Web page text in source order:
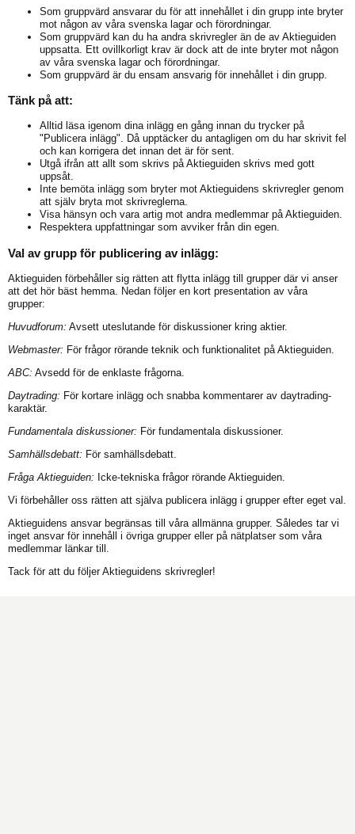
Som gruppvärd ansvarar du för att innehållet i din grupp inte bryter
mot någon av våra svenska lagar och förordningar.
Som gruppvärd kan du ha andra skrivregler än de av Aktieguiden
uppsatta. Ett ovillkorligt krav är dock att de inte bryter mot någon
av våra svenska lagar och förordningar.
Som gruppvärd är du ensam ansvarig för innehållet i din grupp.
Tänk på att:
Alltid läsa igenom dina inlägg en gång innan du trycker på
"Publicera inlägg". Då upptäcker du antagligen om du har skrivit fel
och kan korrigera det innan det är för sent.
Utgå ifrån att allt som skrivs på Aktieguiden skrivs med gott
uppsåt.
Inte bemöta inlägg som bryter mot Aktieguidens skrivregler genom
att själv bryta mot skrivreglerna.
Visa hänsyn och vara artig mot andra medlemmar på Aktieguiden.
Respektera uppfattningar som avviker från din egen.
Val av grupp för publicering av inlägg:
Aktieguiden förbehåller sig rätten att flytta inlägg till grupper där vi anser
att det hör bäst hemma. Nedan följer en kort presentation av våra
grupper:
Huvudforum: Avsett uteslutande för diskussioner kring aktier.
Webmaster: För frågor rörande teknik och funktionalitet på Aktieguiden.
ABC: Avsedd för de enklaste frågorna.
Daytrading: För kortare inlägg och snabba kommentarer av daytrading-
karaktär.
Fundamentala diskussioner: För fundamentala diskussioner.
Samhällsdebatt: För samhällsdebatt.
Fråga Aktieguiden: Icke-tekniska frågor rörande Aktieguiden.
Vi förbehåller oss rätten att själva publicera inlägg i grupper efter eget val.
Aktieguidens ansvar begränsas till våra allmänna grupper. Således tar vi
inget ansvar för innehåll i övriga grupper eller på nätplatser som våra
medlemmar länkar till.
Tack för att du följer Aktieguidens skrivregler!